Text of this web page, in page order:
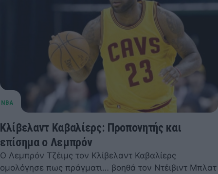
Κλίβελαντ Καβαλίερς: Προπονητής και
επίσημα ο Λεμπρόν
Ο Λεμπρόν Τζέιμς τον Κλίβελαντ Καβαλίερς
ομολόγησε πως πράγματι… βοηθά τον Ντέιβιντ Μπλατ